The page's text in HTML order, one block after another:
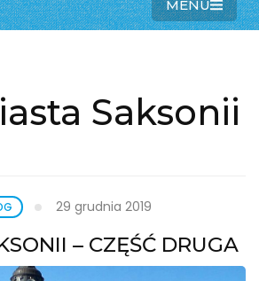
MENU
Saksonii
29 grudnia 2019
– CZĘŚĆ DRUGA